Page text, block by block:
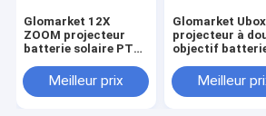
Glomarket 12X
ZOOM projecteur
batterie solaire PTZ
Wifi / 4G Ubox
Caméra de sécurité
Meilleur prix
Glomarket Ubox
projecteur à
objectif
6MP Smart Wifi
Sécurité PTZ
Meilleur